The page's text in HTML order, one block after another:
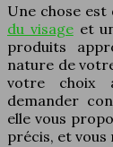
Une chose est
du visageet
produits
nature de
votre choix
demander
elle vous
précis, et vous